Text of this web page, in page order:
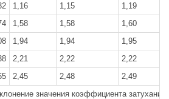
1,16 1,15 1,19
1,58 1,58 1,60
1,94 1,94 1,95
2,21 2,22 2,22
2,45 2,48 2,49
значения коэффициента